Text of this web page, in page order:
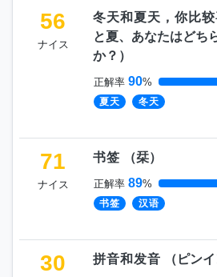
56
ナイス
冬天和夏天，你比较
と夏、あなたはどち
か？ ）
正解率 90%
夏天 冬天
71
ナイス
书签 （栞）
正解率 89%
书签 汉语
30 拼音和发音 （ ピン